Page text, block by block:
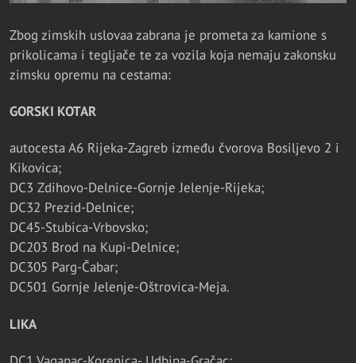
Zbog zimskih uslovaa zabrana je prometa za kamione s
prikolicama i tegljače te za vozila koja nemaju zakonsku
zimsku opremu na cestama:
GORSKI KOTAR
autocesta A6 Rijeka-Zagreb između čvorova Bosiljevo 2 i
Kikovica;
DC3 Zdihovo-Delnice-Gornje Jelenje-Rijeka;
DC32 Prezid-Delnice;
DC45-Stubica-Vrbovsko;
DC203 Brod na Kupi-Delnice;
DC305 Parg-Čabar;
DC501 Gornje Jelenje-Oštrovica-Meja.
LIKA